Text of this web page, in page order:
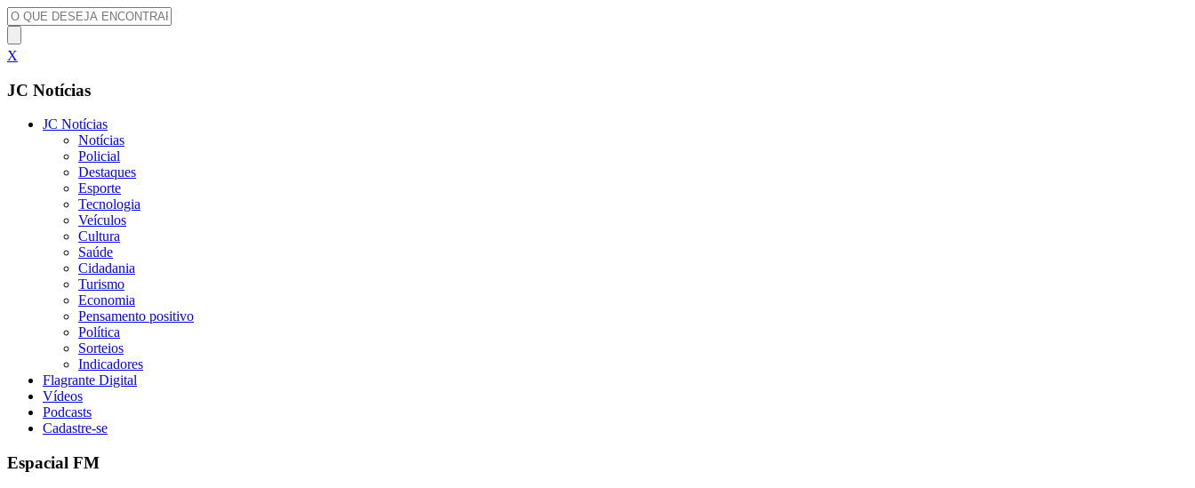
X
JC Notícias
JC Notícias
Notícias
Policial
Destaques
Esporte
Tecnologia
Veículos
Cultura
Saúde
Cidadania
Turismo
Economia
Pensamento positivo
Política
Sorteios
Indicadores
Flagrante Digital
Vídeos
Podcasts
Cadastre-se
Espacial FM